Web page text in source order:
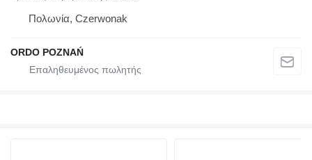
Πολωνία, Czerwonak
ORDO POZNAŃ